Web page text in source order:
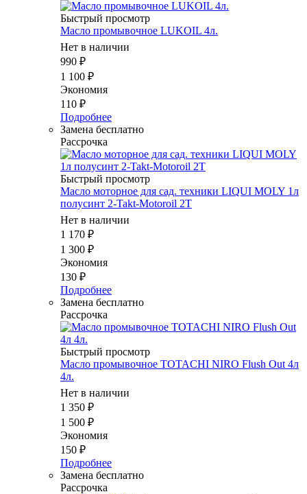
Быстрый просмотр
Масло промывочное LUKOIL 4л.
Нет в наличии
990 ₽
1 100 ₽
Экономия
110 ₽
Подробнее
Замена бесплатно
Рассрочка
Быстрый просмотр
Масло моторное для сад. техники LIQUI MOLY 1л
полусинт 2-Takt-Motoroil 2T
Нет в наличии
1 170 ₽
1 300 ₽
Экономия
130 ₽
Подробнее
Замена бесплатно
Рассрочка
Быстрый просмотр
Масло промывочное TOTACHI NIRO Flush Out 4л
4л.
Нет в наличии
1 350 ₽
1 500 ₽
Экономия
150 ₽
Подробнее
Замена бесплатно
Рассрочка